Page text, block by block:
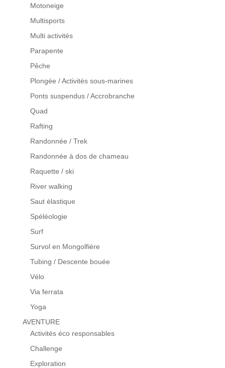
Motoneige
Multisports
Multi activités
Parapente
Pêche
Plongée / Activités sous-marines
Ponts suspendus / Accrobranche
Quad
Rafting
Randonnée / Trek
Randonnée à dos de chameau
Raquette / ski
River walking
Saut élastique
Spéléologie
Surf
Survol en Mongolfière
Tubing / Descente bouée
Vélo
Via ferrata
Yoga
AVENTURE
Activités éco responsables
Challenge
Exploration